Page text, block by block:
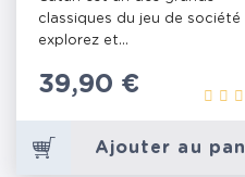
classiques du jeu de société
explorez et...
Prix
39,90 €
Ajouter au